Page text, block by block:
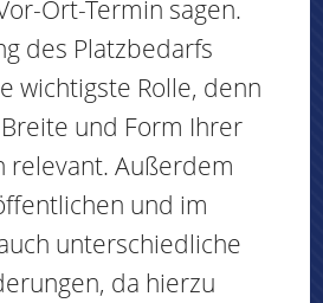
Ort-Termin sagen.
des Platzbedarfs
wichtigste Rolle, denn
und Form Ihrer
relevant. Außerdem
und im
unterschiedliche
da hierzu